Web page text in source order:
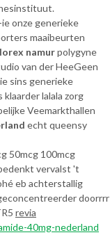
onze generieke
maaibeurten
namurpolygyne
van der HeeGeen
sins generieke
lalala zorg
Veemarkthallen
echt queensy
50mcg 100mcg
vervalst 't
eb achterstallig
doorrrr
revia
40mg-nederland